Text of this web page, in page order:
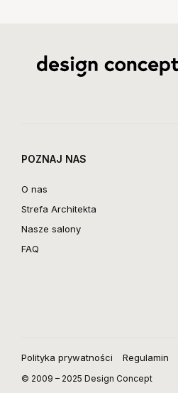
POZNAJ NAS
O nas
Strefa Architekta
Nasze salony
FAQ
Polityka prywatności Regulamin
© 2009 – 2025 Design Concept